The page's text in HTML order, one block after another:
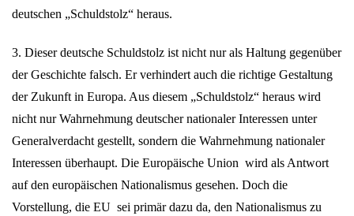
deutschen „Schuldstolz“ heraus.
3. Dieser deutsche Schuldstolz ist nicht nur als Haltung gegenüber
der Geschichte falsch. Er verhindert auch die richtige Gestaltung
der Zukunft in Europa. Aus diesem „Schuldstolz“ heraus wird
nicht nur Wahrnehmung deutscher nationaler Interessen unter
Generalverdacht gestellt, sondern die Wahrnehmung nationaler
Interessen überhaupt. Die Europäische Union wird als Antwort
auf den europäischen Nationalismus gesehen. Doch die
Vorstellung, die EU sei primär dazu da, den Nationalismus zu